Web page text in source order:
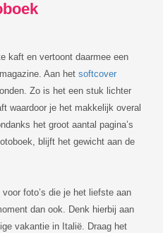
fotoboek
kaft en vertoont daarmee een
Aan het softcover
Zo is het een stuk lichter
waardoor je het makkelijk overal
het groot aantal pagina’s
blijft het gewicht aan de
foto’s die je het liefste aan
dan ook. Denk hierbij aan
vakantie in Italië. Draag het